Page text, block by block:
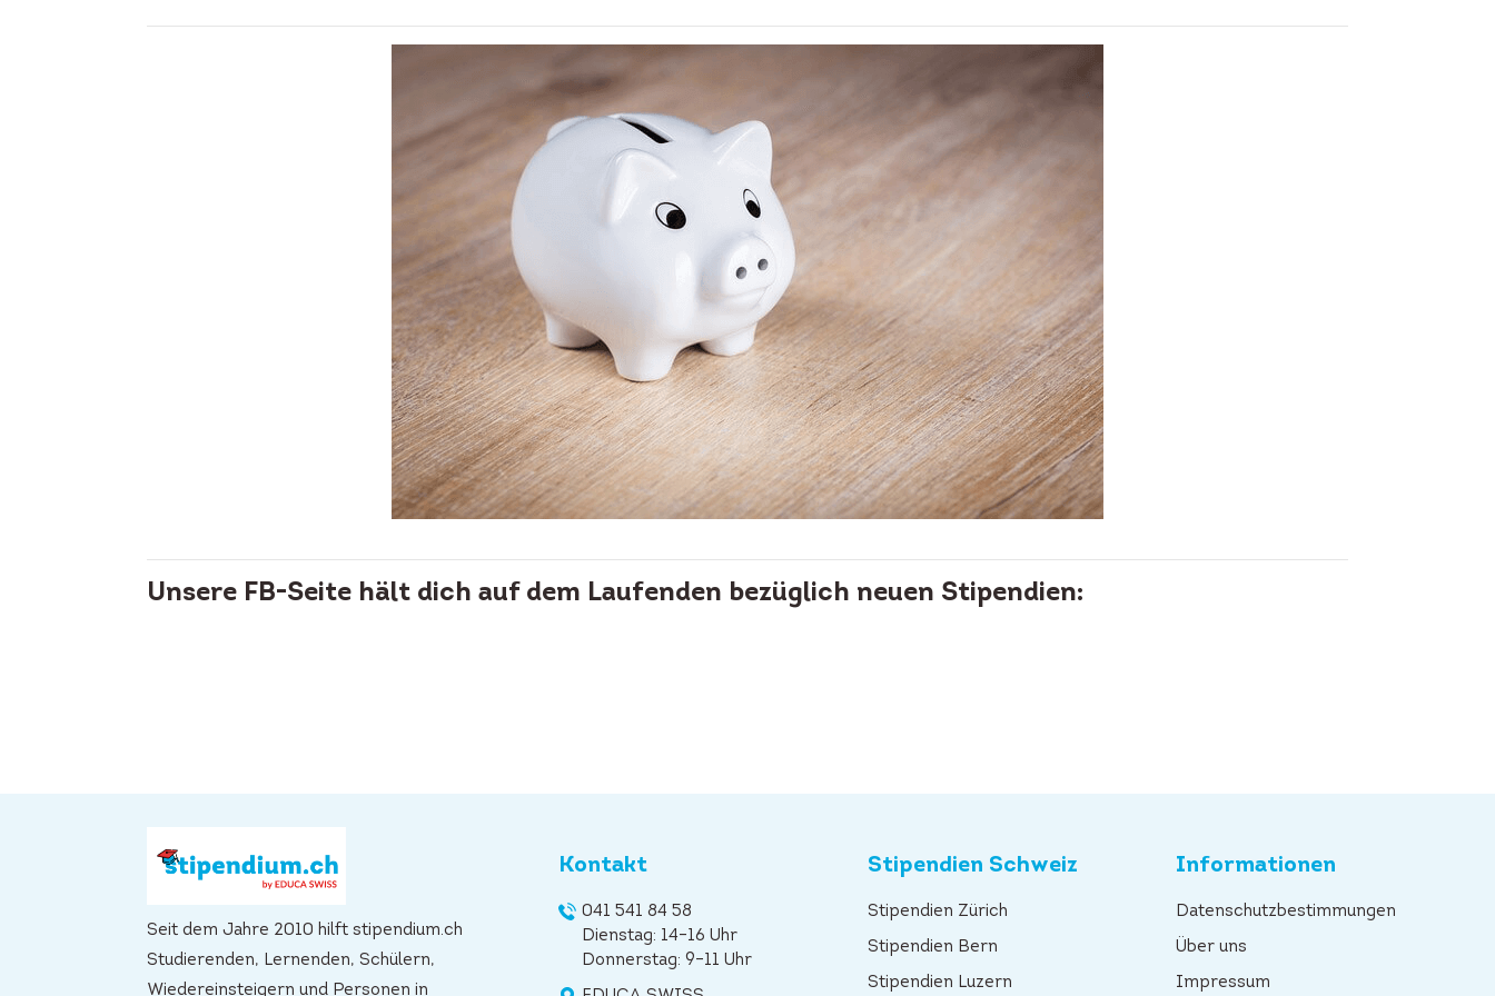
Unsere FB-Seite hält dich auf dem Laufenden bezüglich neuen Stipendien:
Seit dem Jahre 2010 hilft stipendium.ch
Studierenden, Lernenden, Schülern,
Wiedereinsteigern und Personen in
Kontakt
041 541 84 58
Dienstag: 14–16 Uhr
Donnerstag: 9–11 Uhr
Stipendien Schweiz
Stipendien Zürich
Stipendien Bern
Stipendien Luzern
Informationen
Datenschutzbestimmungen
Über uns
Impressum